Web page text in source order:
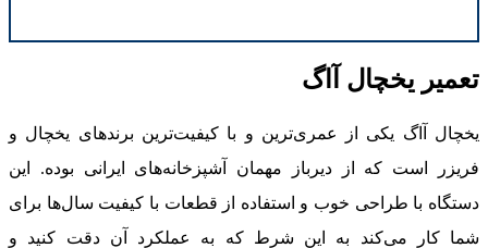
یخچال آاگ
آاگ یکی از عمری‌ترین و با کیفیت‌ترین برندهای یخچال و
است که از دیرباز مهمان آشپزخانه‌های ایرانی بوده. این
با طراحی خوب و استفاده از قطعات با کیفیت سال‌ها برای
کار می‌کند به این شرط که به عملکرد آن دقت کنید و